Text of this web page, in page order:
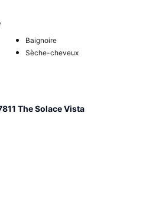
Baignoire
Sèche-cheveux
The Solace Vista